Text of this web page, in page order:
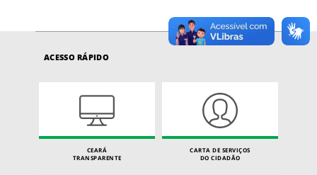
ACESSO RÁPIDO
CEARÁ
TRANSPARENTE
CARTA DE SERVIÇOS
DO CIDADÃO